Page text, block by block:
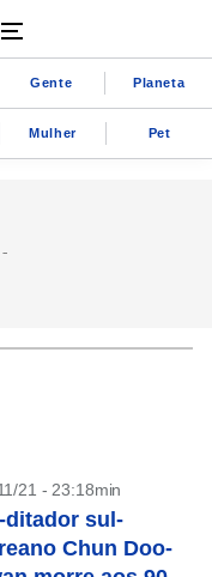
Gente Planeta
Mulher Pet
21 - 23:18min
ditador sul-
Chun Doo-